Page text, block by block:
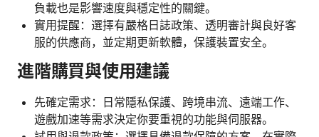
負載也是影響速度與穩定性的關鍵。
實用提醒：選擇有嚴格日誌政策、透明審計與良好客
服的供應商，並定期更新軟體，保護裝置安全。
進階購買與使用建議
先確定需求：日常隱私保護、跨境串流、遠端工作、
遊戲加速等需求決定你要重視的功能與伺服器。